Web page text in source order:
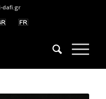
dafi.gr